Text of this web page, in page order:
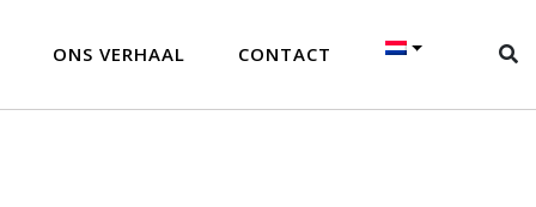
ONS VERHAAL CONTACT